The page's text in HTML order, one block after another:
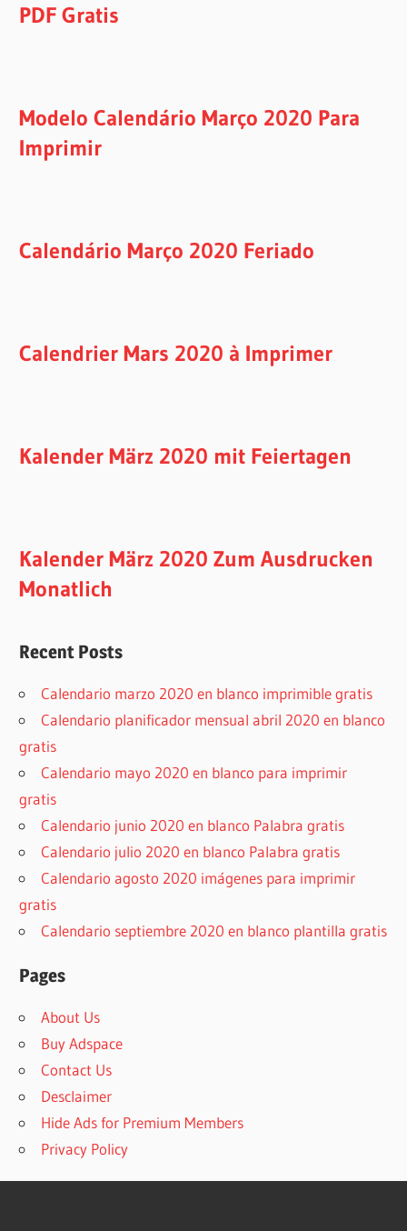
PDF Gratis
Modelo Calendário Março 2020 Para
Imprimir
Calendário Março 2020 Feriado
Calendrier Mars 2020 à Imprimer
Kalender März 2020 mit Feiertagen
Kalender März 2020 Zum Ausdrucken
Monatlich
Recent Posts
Calendario marzo 2020 en blanco imprimible gratis
Calendario planificador mensual abril 2020 en blanco
gratis
Calendario mayo 2020 en blanco para imprimir
gratis
Calendario junio 2020 en blanco Palabra gratis
Calendario julio 2020 en blanco Palabra gratis
Calendario agosto 2020 imágenes para imprimir
gratis
Calendario septiembre 2020 en blanco plantilla gratis
Pages
About Us
Buy Adspace
Contact Us
Desclaimer
Hide Ads for Premium Members
Privacy Policy